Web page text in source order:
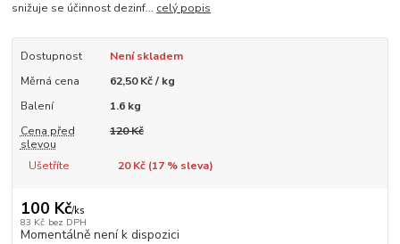
snižuje se účinnost dezinf... celý popis
Dostupnost
Není skladem
Měrná cena
62,50 Kč / kg
Balení
1.6 kg
Cena před
slevou
120 Kč
Ušetříte 20 Kč (17% sleva)
100 Kč/ks
83 Kč bez DPH
Momentálně není k dispozici